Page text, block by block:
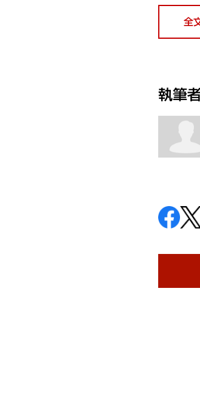
全
執筆